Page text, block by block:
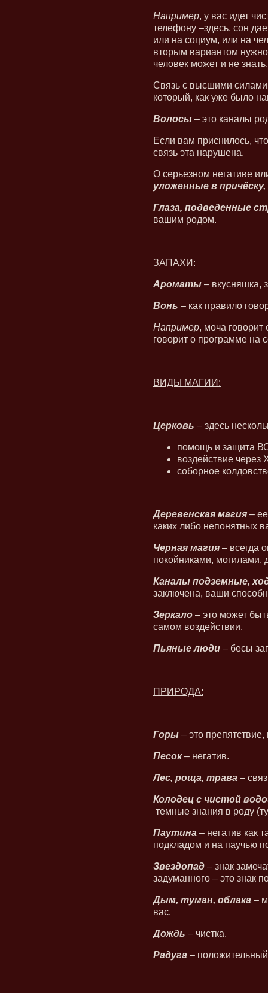
Например, у вас идет
телефону –здесь, сон
или на социум, или на
вторым вариантом
человек может и не
Связь с высшими
который, как уже было
Волосы – это каналы
Если вам приснилось,
связь эта нарушена.
О серьезном негативе
уложенные в
Глаза, подведенные
вашим родом.
ЗАПАХИ:
Ароматы – вкусняшка,
Вонь – как правило
Например, моча говорит
говорит о программе на
ВИДЫ МАГИИ:
Церковь – здесь
помощь и защита
воздействие через
соборное
Деревенская магия –
каких либо непонятных
Черная магия – всегда
покойниками, могилами,
Каналы подземные,
заключена, ваши
Зеркало – это может
самом воздействии.
Пьяные люди – бесы
ПРИРОДА:
Горы – это
Песок– негатив.
Лес, роща, трава –
Колодец с чистой
темные знания в роду
Паутина – негатив как
подкладом и на паучью
Звездопад – знак
задуманного – это знак
Дым, туман, облака –
вас.
Дождь – чистка.
Радуга –